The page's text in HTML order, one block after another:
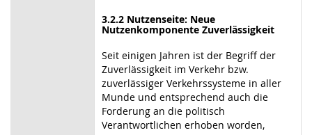
3.2.2 Nutzenseite: Neue
Nutzenkomponente Zuverlässigkeit
Seit einigen Jahren ist der Begriff der
Zuverlässigkeit im Verkehr bzw.
zuverlässiger Verkehrssysteme in aller
Munde und entsprechend auch die
Forderung an die politisch
Verantwortlichen erhoben worden,